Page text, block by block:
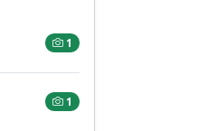
1
1